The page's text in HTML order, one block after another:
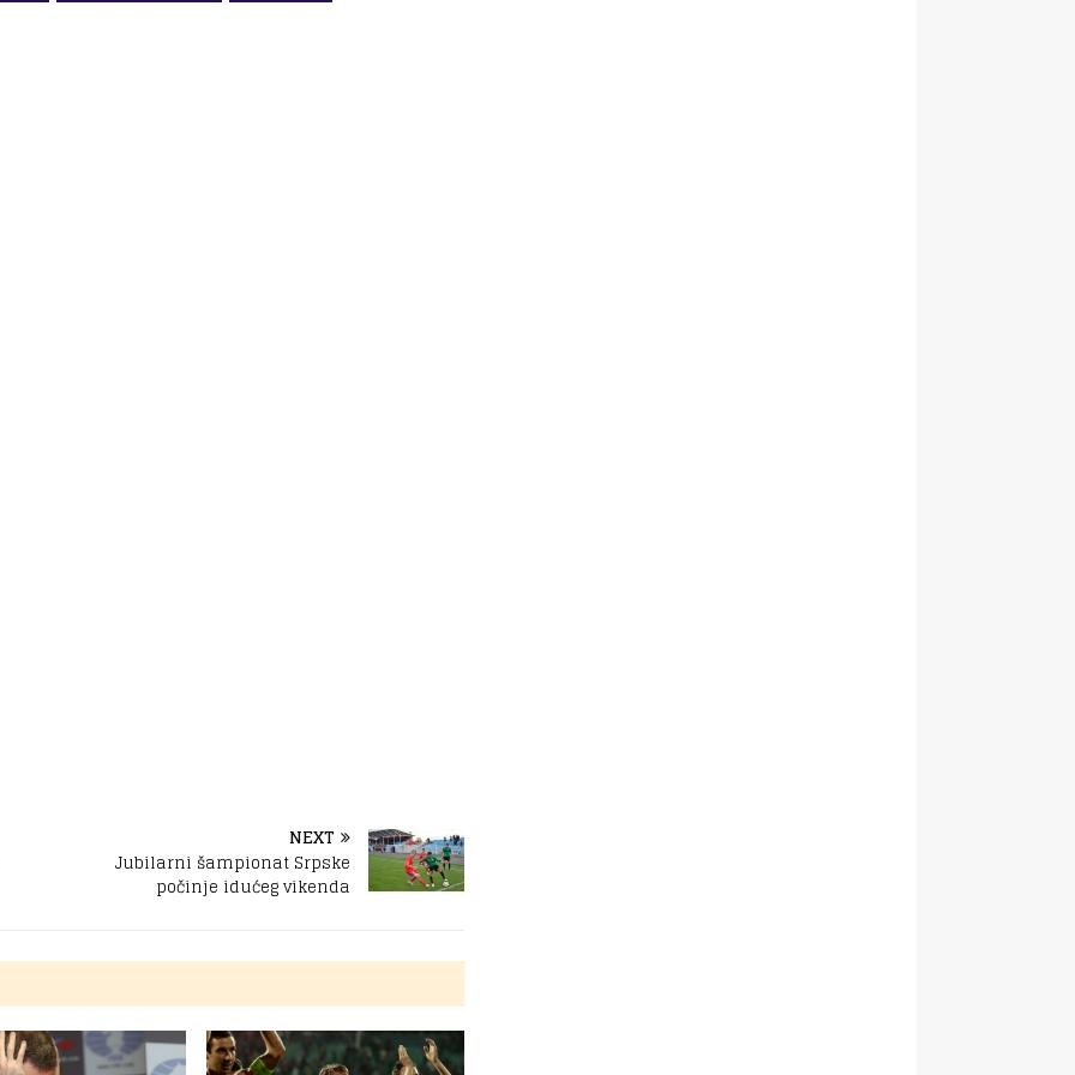
NEXT
Jubilarni šampionat Srpske
počinje idućeg vikenda